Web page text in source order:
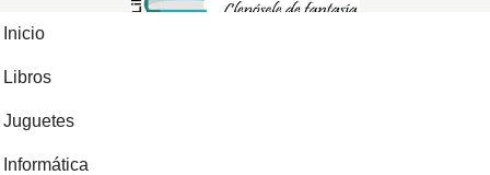
Inicio
Libros
Juguetes
Informática